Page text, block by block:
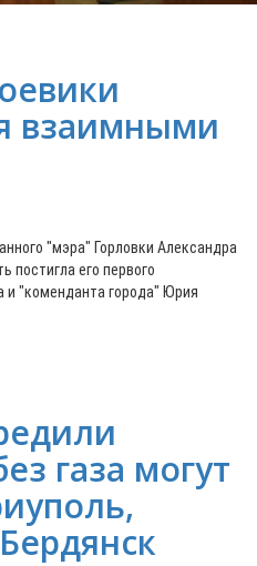
взаимными
"мэра" Горловки Александра
постигла его первого
и "коменданта города" Юрия
газа могут